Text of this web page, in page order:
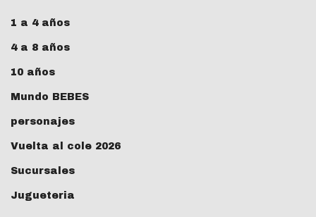
1 a 4 años
4 a 8 años
10 años
Mundo BEBES
personajes
Vuelta al cole 2026
Sucursales
Jugueteria